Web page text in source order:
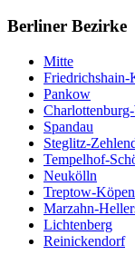
Berliner Bezirke
Mitte
Friedrichshain-
Pankow
Spandau
Steglitz-
Tempelhof-
Neukölln
Treptow-
Marzahn-
Lichtenberg
Reinickendorf